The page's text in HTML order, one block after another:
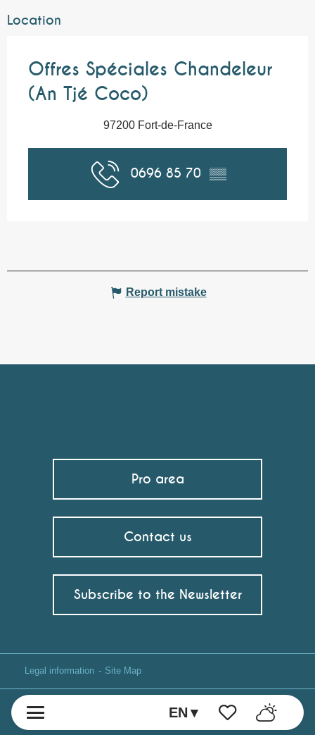
Voir les favoris
EN
Location
Offres Spéciales Chandeleur
(An Tjé Coco)
97200 Fort-de-France
0696 85 70 ▒▒
Report mistake
Pro area
Contact us
Subscribe to the Newsletter
Legal information Site Map